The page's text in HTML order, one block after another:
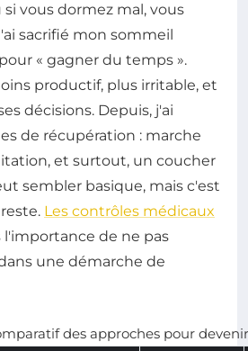
si vous dormez mal, vous
sacrifié mon sommeil
« gagner du temps ».
productif, plus irritable, et
décisions. Depuis, j'ai
de récupération : marche
et surtout, un coucher
sembler basique, mais c'est
Les contrôles médicaux
l'importance de ne pas
une démarche de
des approches pour